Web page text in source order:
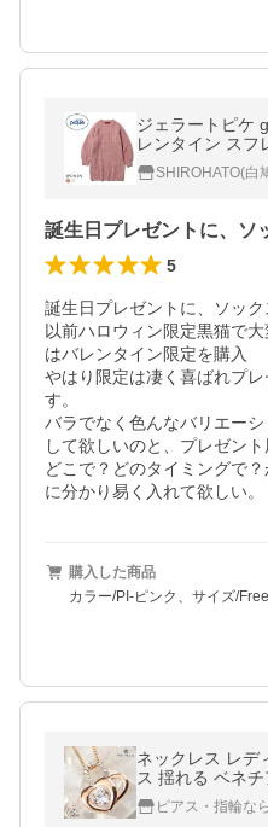
ジェラートピケ
レンタイン スフ
ラピケ パジャマ
SHIROHATO(白
5
誕生日プレゼントに、ソック
以前ハロウィン限定黒猫で
はバレンタイン限定を購入
やはり限定は凄く喜ばれプ
す。
バラでなく色んなバリエー
して欲しいのと、プレゼン
どこで？どのタイミングで
に分かり易く入れて欲しい。
購入した商品
カラー/PI-ピンク、サイズ/Free
ネックレス レデ
ス 揺れる ベネチ
ブルハート 女性
フトピアス・指輪な